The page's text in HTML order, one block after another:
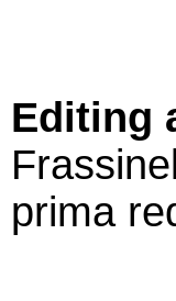
Editing
prima